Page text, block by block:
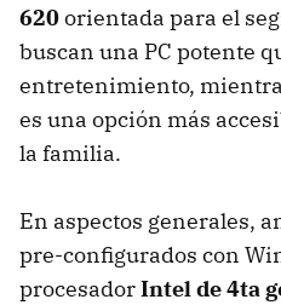
620orientada para el
buscan una PC potente
entretenimiento,
es una opción más
la familia.
En aspectos generales,
pre-configurados con
procesadorIntel de 4ta